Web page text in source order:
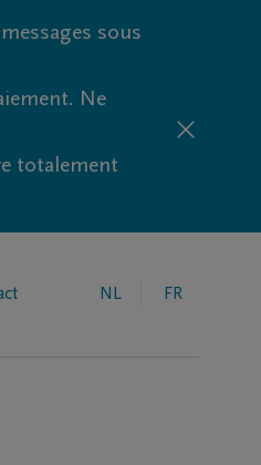
sous
Ne
totalement
NL FR